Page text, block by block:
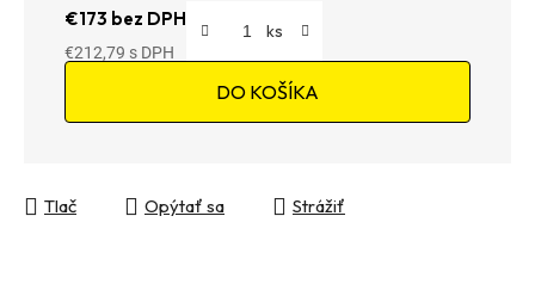
€173 bez DPH
€212,79
DO KOŠÍKA
Tlač Opýtať sa Strážiť